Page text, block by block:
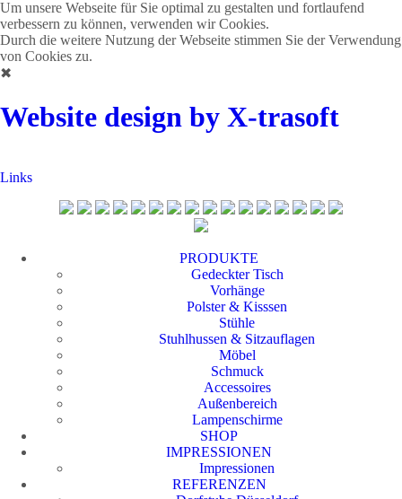
Um unsere Webseite für Sie optimal zu gestalten und fortlaufend
verbessern zu können, verwenden wir Cookies.
Durch die weitere Nutzung der Webseite stimmen Sie der Verwendung
von Cookies zu.
✖
Website design by X-trasoft
Links
PRODUKTE
Gedeckter Tisch
Vorhänge
Polster & Kisssen
Stühle
Stuhlhussen & Sitzauflagen
Möbel
Schmuck
Accessoires
Außenbereich
Lampenschirme
SHOP
IMPRESSIONEN
Impressionen
REFERENZEN